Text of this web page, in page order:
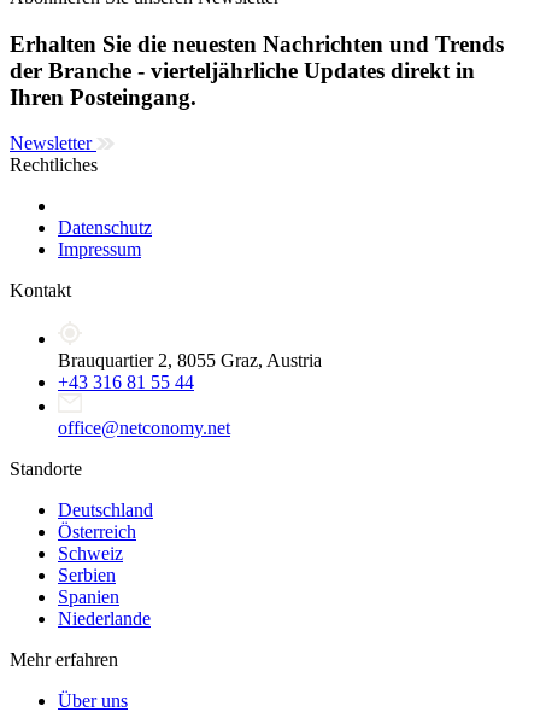
Erhalten Sie die neuesten Nachrichten und Trends
der Branche - vierteljährliche Updates direkt in
Ihren Posteingang.
Newsletter
Rechtliches
Datenschutz
Impressum
Kontakt
Brauquartier 2, 8055 Graz, Austria
+43 316 81 55 44
office@netconomy.net
Standorte
Deutschland
Österreich
Schweiz
Serbien
Spanien
Niederlande
Mehr erfahren
Über uns